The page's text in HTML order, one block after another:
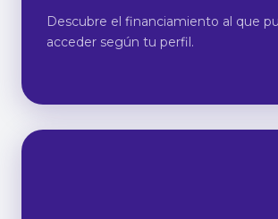
Descubre el financiamiento al que
acceder según tu perfil.